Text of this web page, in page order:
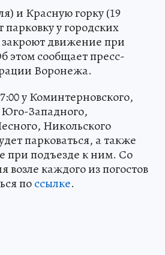
и Красную горку (19
у городских
движение при
этом сообщает пресс-
Воронежа.
у Коминтерновского,
Западного,
Никольского
парковаться, а также
при подъезде к ним. Со
каждого из погостов
поссылке.